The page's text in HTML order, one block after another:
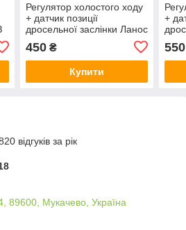
Регулятор холостого ходу
+ датчик позиції
дросельної заслінки Ланос
Нексия Авео Grog Корея
450₴
Купити
+
550
відгуків за рік
89600, Мукачево, Україна